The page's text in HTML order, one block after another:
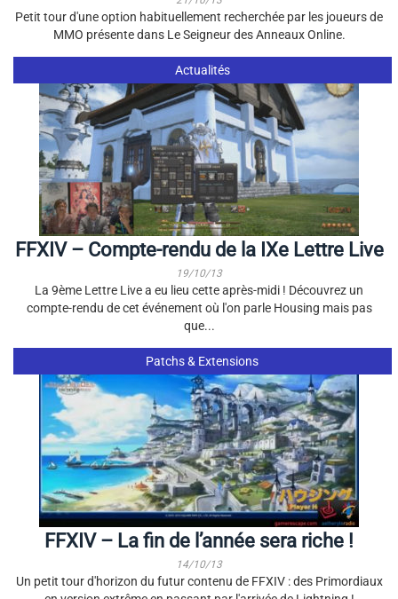
Petit tour d'une option habituellement recherchée par les joueurs de
MMO présente dans Le Seigneur des Anneaux Online.
Actualités
FFXIV – Compte-rendu de la IXe Lettre Live
19/10/13
La 9ème Lettre Live a eu lieu cette après-midi ! Découvrez un
compte-rendu de cet événement où l'on parle Housing mais pas
que...
Patchs & Extensions
FFXIV – La fin de l’année sera riche !
14/10/13
Un petit tour d'horizon du futur contenu de FFXIV : des Primordiaux